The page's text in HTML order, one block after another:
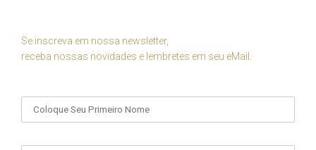
Se inscreva em nossa newsletter,
receba nossas novidades e lembretes em seu eMail.